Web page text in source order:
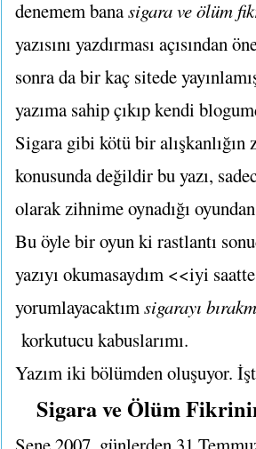
denemem banasigara ve ölüm
yazısını yazdırması açısından
sonra da bir kaç sitede
yazıma sahip çıkıp kendi
Sigara gibi kötü bir alışkanlığın
konusunda değildir bu yazı,
olarak zihnime oynadığı
Bu öyle bir oyun ki rastlantı
yazıyı okumasaydım <<iyi
yorumlayacaktım sigarayı
korkutucu kabuslarımı.
Yazım iki bölümden oluşuyor.
Sigara ve Ölüm